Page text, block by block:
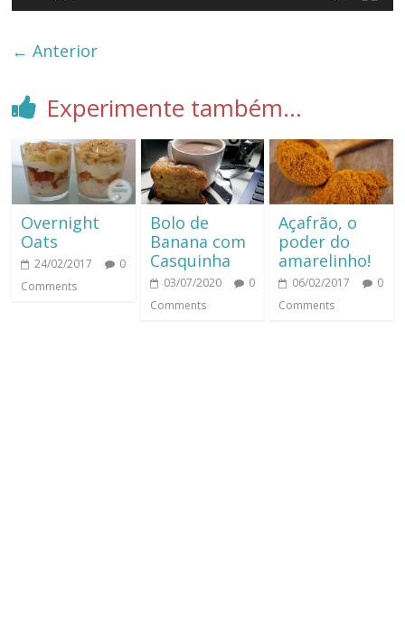
← Anterior
Experimente também...
Overnight
Oats
24/02/2017
0
Comments
Bolo de
Banana com
Casquinha
03/07/2020
0
Comments
Açafrão, o
poder do
amarelinho!
06/02/2017
0
Comments